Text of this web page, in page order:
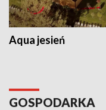
Aqua jesień
GOSPODARKA